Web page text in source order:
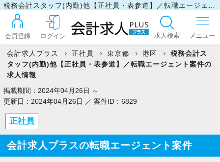
会員登録 ログイン 求人検索
マイリスト
会計求人プラス 正社員 東京都 港区
税務会計ス
タッフ(内勤)他【正社員・表参道】／転職エージェント案件の
求人情報
掲載期間：2024年04月26日 ～
更新日：2024年04月26日 ／ 案件ID：6829
正社員
会計求人プラスの転職エージェント案件